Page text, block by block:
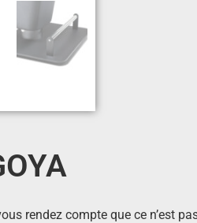
rendez compte que ce n’est